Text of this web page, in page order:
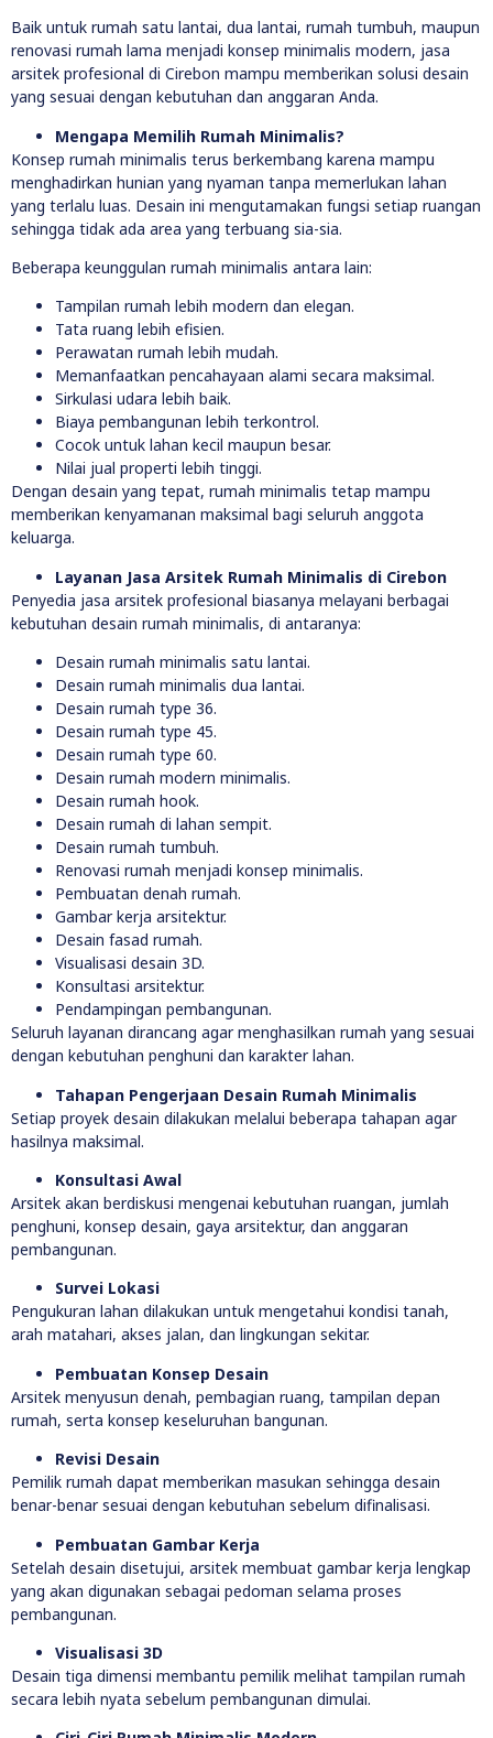
Baik untuk rumah satu lantai, dua lantai, rumah tumbuh, maupun
renovasi rumah lama menjadi konsep minimalis modern, jasa
arsitek profesional di Cirebon mampu memberikan solusi desain
yang sesuai dengan kebutuhan dan anggaran Anda.
Mengapa Memilih Rumah Minimalis?
Konsep rumah minimalis terus berkembang karena mampu
menghadirkan hunian yang nyaman tanpa memerlukan lahan
yang terlalu luas. Desain ini mengutamakan fungsi setiap ruangan
sehingga tidak ada area yang terbuang sia-sia.
Beberapa keunggulan rumah minimalis antara lain:
Tampilan rumah lebih modern dan elegan.
Tata ruang lebih efisien.
Perawatan rumah lebih mudah.
Memanfaatkan pencahayaan alami secara maksimal.
Sirkulasi udara lebih baik.
Biaya pembangunan lebih terkontrol.
Cocok untuk lahan kecil maupun besar.
Nilai jual properti lebih tinggi.
Dengan desain yang tepat, rumah minimalis tetap mampu
memberikan kenyamanan maksimal bagi seluruh anggota
keluarga.
Layanan Jasa Arsitek Rumah Minimalis di Cirebon
Penyedia jasa arsitek profesional biasanya melayani berbagai
kebutuhan desain rumah minimalis, di antaranya:
Desain rumah minimalis satu lantai.
Desain rumah minimalis dua lantai.
Desain rumah type 36.
Desain rumah type 45.
Desain rumah type 60.
Desain rumah modern minimalis.
Desain rumah hook.
Desain rumah di lahan sempit.
Desain rumah tumbuh.
Renovasi rumah menjadi konsep minimalis.
Pembuatan denah rumah.
Gambar kerja arsitektur.
Desain fasad rumah.
Visualisasi desain 3D.
Konsultasi arsitektur.
Pendampingan pembangunan.
Seluruh layanan dirancang agar menghasilkan rumah yang sesuai
dengan kebutuhan penghuni dan karakter lahan.
Tahapan Pengerjaan Desain Rumah Minimalis
Setiap proyek desain dilakukan melalui beberapa tahapan agar
hasilnya maksimal.
Konsultasi Awal
Arsitek akan berdiskusi mengenai kebutuhan ruangan, jumlah
penghuni, konsep desain, gaya arsitektur, dan anggaran
pembangunan.
Survei Lokasi
Pengukuran lahan dilakukan untuk mengetahui kondisi tanah,
arah matahari, akses jalan, dan lingkungan sekitar.
Pembuatan Konsep Desain
Arsitek menyusun denah, pembagian ruang, tampilan depan
rumah, serta konsep keseluruhan bangunan.
Revisi Desain
Pemilik rumah dapat memberikan masukan sehingga desain
benar-benar sesuai dengan kebutuhan sebelum difinalisasi.
Pembuatan Gambar Kerja
Setelah desain disetujui, arsitek membuat gambar kerja lengkap
yang akan digunakan sebagai pedoman selama proses
pembangunan.
Visualisasi 3D
Desain tiga dimensi membantu pemilik melihat tampilan rumah
secara lebih nyata sebelum pembangunan dimulai.